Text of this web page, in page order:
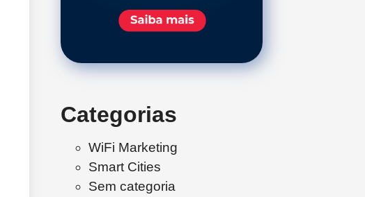
Categorias
WiFi Marketing
Smart Cities
Sem categoria